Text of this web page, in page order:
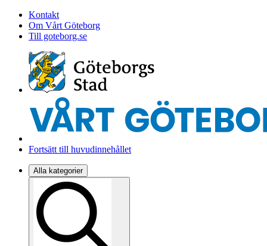
Kontakt
Om Vårt Göteborg
Till goteborg.se
Fortsätt till huvudinnehållet
Alla kategorier